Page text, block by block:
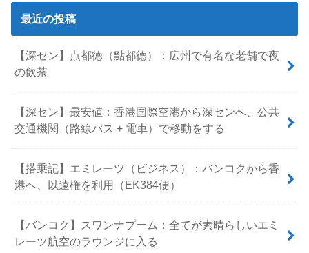
最近の投稿
【深セン】点都徳（點都德）：広州で有名な老舗で夜
の飲茶
【深セン】最安値：香港国際空港から深センへ、公共
交通機関（路線バス + 電車）で移動をする
【搭乗記】エミレーツ（ビジネス）：バンコクから香
港へ、以遠権を利用（EK384便）
【バンコク】スワンナプーム：全てが素晴らしいエミ
レーツ航空のラウンジに入る